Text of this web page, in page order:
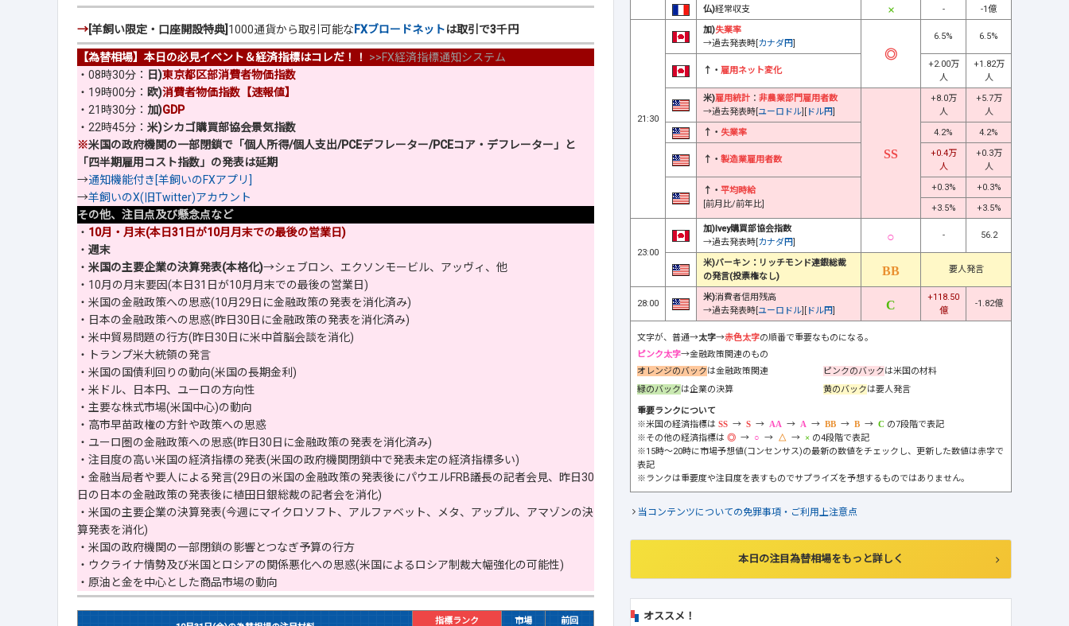
→[羊飼い限定・口座開設特典] 1000通貨から取引可能な FXブロードネットは取引で3千円
【為替相場】本日の必見イベント＆経済指標はコレだ！！ >>FX経済指標通知システム
・08時30分：
日)東京都区部消費者物価指数
・19時00分： 欧)消費者物価指数【速報値】
・21時30分： 加)GDP
・22時45分： 米)シカゴ購買部協会景気指数
※米国の政府機関の一部閉鎖で「個人所得/個人支出/PCEデフレーター/PCEコア・デフレーター」と
「四半期雇用コスト指数」の発表は延期
→通知機能付き[羊飼いのFXアプリ]
→羊飼いのX(旧Twitter)アカウント
その他、注目点及び懸念点など
・ 10月・月末(本日31日が10月月末での最後の営業日)
・ 週末
・ 米国の主要企業の決算発表(本格化)→シェブロン、エクソンモービル、アッヴィ、他
・10月の月末要因(本日31日が10月月末での最後の営業日)
・米国の金融政策への思惑(10月29日に金融政策の発表を消化済み)
・日本の金融政策への思惑(昨日30日に金融政策の発表を消化済み)
・米中貿易問題の行方(昨日30日に米中首脳会談を消化)
・トランプ米大統領の発言
・米国の国債利回りの動向(米国の長期金利)
・米ドル、日本円、ユーロの方向性
・主要な株式市場(米国中心)の動向
・高市早苗政権の方針や政策への思惑
・ユーロ圏の金融政策への思惑(昨日30日に金融政策の発表を消化済み)
・注目度の高い米国の経済指標の発表(米国の政府機関閉鎖中で発表未定の経済指標多い)
・金融当局者や要人による発言(29日の米国の金融政策の発表後にパウエルFRB議長の記者会見、昨日30
日の日本の金融政策の発表後に植田日銀総裁の記者会を消化)
・米国の主要企業の決算発表(今週にマイクロソフト、アルファベット、メタ、アップル、アマゾンの決
算発表を消化)
・米国の政府機関の一部閉鎖の影響とつなぎ予算の行方
・ウクライナ情勢及び米国とロシアの関係悪化への思惑(米国によるロシア制裁大幅強化の可能性)
・原油と金を中心とした商品市場の動向
指標ランク
市場
前回
仏)経常収支 - -1億
21:30
加)失業率
→過去発表時[カナダ円]
6.5% 6.5%
↑・ 雇用ネット変化
+2.00万
人
+1.82万
人
米)雇用統計 ： 非農業部門雇用者数
→過去発表時[ユーロドル][ ドル円]
+8.0万
人
+5.7万
人
↑・ 失業率 4.2% 4.2%
↑・ 製造業雇用者数
+0.4万
人
+0.3万
人
↑・ 平均時給
[前月比/前年比]
+0.3%
+0.3%
+3.5%
+3.5%
23:00
加)Ivey購買部協会指数
→過去発表時[カナダ円]
- 56.2
米)バーキン：リッチモンド連銀総裁
の発言(投票権なし)
要人発言
28:00
米)消費者信用残高
→過去発表時[ユーロドル][ ドル円]
+118.50
億
-1.82億
文字が、普通→太字→赤色太字の順番で重要なものになる。
ピンク太字→金融政策関連のもの
オレンジのバックは金融政策関連 ピンクのバックは米国の材料
緑のバックは企業の決算 黄のバックは要人発言
重要ランクについて
※米国の経済指標は
→ → → → → →
の7段階で表記
※その他の経済指標は
→ → →
の4段階で表記
※15時～20時に市場予想値(コンセンサス)の最新の数値をチェックし、更新した数値は赤字で
表記
※ランクは重要度や注目度を表すものでサプライズを予想するものではありません。
当コンテンツについての免罪事項・ご利用上注意点
本日の注目為替相場をもっと詳しく
オススメ！